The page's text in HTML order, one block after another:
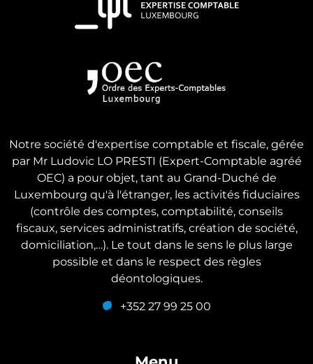
Notre société d'expertise comptable et fiscale, gérée
par Mr Ludovic LO PRESTI (Expert-Comptable agréé
OEC) a pour objet, tant au Grand-Duché de
Luxembourg qu'à l'étranger, les activités fiduciaires
(contrôle des comptes, comptabilité, conseils
fiscaux, services administratifs, création de société,
domiciliation,…). Le tout dans le sens le plus large
possible et dans le respect des règles
déontologiques.
+352 27 99 25 00